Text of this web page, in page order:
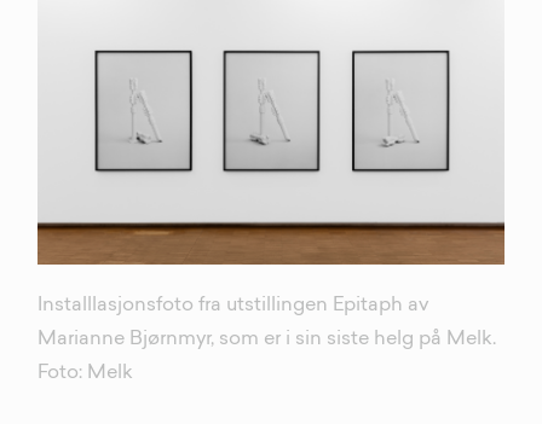
Installlasjonsfoto fra utstillingen Epitaph av
Marianne Bjørnmyr, som er i sin siste helg på Melk.
Foto: Melk